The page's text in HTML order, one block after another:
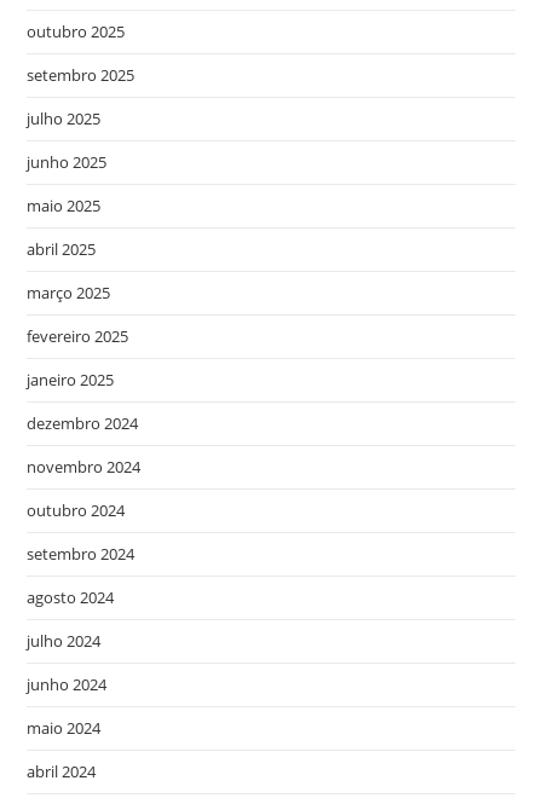
outubro 2025
setembro 2025
julho 2025
junho 2025
maio 2025
abril 2025
março 2025
fevereiro 2025
janeiro 2025
dezembro 2024
novembro 2024
outubro 2024
setembro 2024
agosto 2024
julho 2024
junho 2024
maio 2024
abril 2024